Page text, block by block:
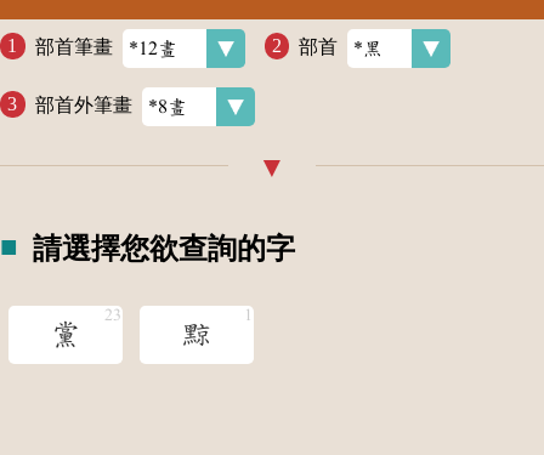
部首筆畫 部首
部首外筆畫
請選擇您欲查詢的字
黨 黥